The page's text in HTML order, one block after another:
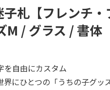
子札【フレンチ
M / グラス / 書体
自由にカスタム
にひとつの「うちの子グッズ